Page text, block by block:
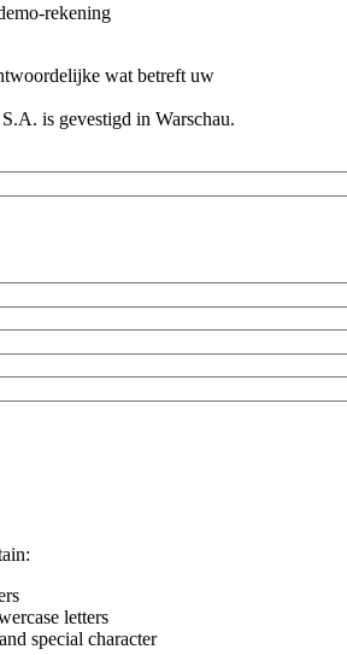
rekening
wat betreft uw
is gevestigd in Warschau.
letters
special character